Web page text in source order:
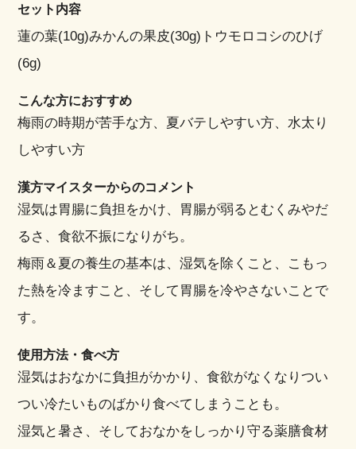
セット内容
蓮の葉(10g)みかんの果皮(30g)トウモロコシのひげ
(6g)
こんな方におすすめ
梅雨の時期が苦手な方、夏バテしやすい方、水太り
しやすい方
漢方マイスターからのコメント
湿気は胃腸に負担をかけ、胃腸が弱るとむくみやだ
るさ、食欲不振になりがち。
梅雨＆夏の養生の基本は、湿気を除くこと、こもっ
た熱を冷ますこと、そして胃腸を冷やさないことで
す。
使用方法・食べ方
湿気はおなかに負担がかかり、食欲がなくなりつい
つい冷たいものばかり食べてしまうことも。
湿気と暑さ、そしておなかをしっかり守る薬膳食材